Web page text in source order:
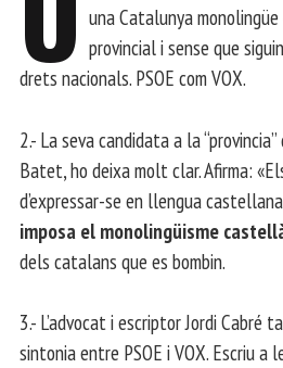
una Catalunya
provincial i sense que
drets nacionals. PSOE com VOX.
2.- La seva candidata a la
Batet, ho deixa molt clar. Afirma:
d’expressar-se en llengua
imposa el monolingüisme
dels catalans que es bombin.
3.- L’advocat i escriptor Jordi Cabré
sintonia entre PSOE i VOX. Escriu a